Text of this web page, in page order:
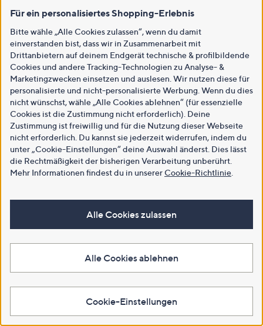
Für ein personalisiertes Shopping-Erlebnis
Bitte wähle „Alle Cookies zulassen“, wenn du damit
einverstanden bist, dass wir in Zusammenarbeit mit
Drittanbietern auf deinem Endgerät technische & profilbildende
Cookies und andere Tracking-Technologien zu Analyse- &
Marketingzwecken einsetzen und auslesen. Wir nutzen diese für
personalisierte und nicht-personalisierte Werbung. Wenn du dies
nicht wünschst, wähle „Alle Cookies ablehnen“ (für essenzielle
Cookies ist die Zustimmung nicht erforderlich). Deine
Zustimmung ist freiwillig und für die Nutzung dieser Webseite
nicht erforderlich. Du kannst sie jederzeit widerrufen, indem du
unter „Cookie-Einstellungen“ deine Auswahl änderst. Dies lässt
die Rechtmäßigkeit der bisherigen Verarbeitung unberührt.
Mehr Informationen findest du in unsererCookie-Richtlinie
Alle Cookies zulassen
Alle Cookies ablehnen
Cookie-Einstellungen